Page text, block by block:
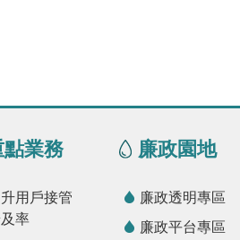
點業務
用戶接管
率
廉政園地
廉政透明專區
廉政平台專區